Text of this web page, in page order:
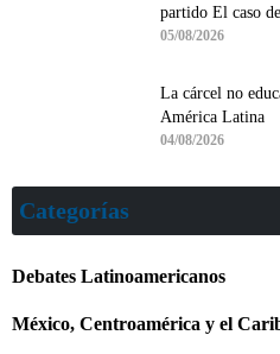
partido El caso
05/08/2026
La cárcel no
América Latina
04/08/2026
Categorías
Debates Latinoamericanos
México, Centroamérica y el